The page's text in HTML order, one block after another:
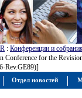
: Конференции и
Conference for the
Rev.GE89)]
Отдел новостей